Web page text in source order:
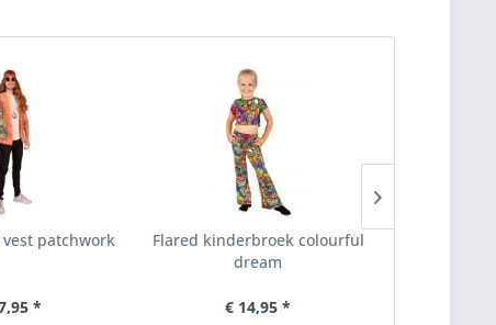
patchwork
*
Flared kinderbroek colourful
dream
€ 14,95 *